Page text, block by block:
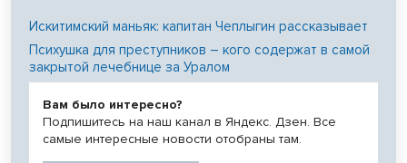
Искитимский маньяк: капитан Чеплыгин рассказывает
Психушка для преступников – кого содержат в самой
закрытой лечебнице за Уралом
Вам было интересно?
Подпишитесь на наш канал в Яндекс. Дзен. Все
самые интересные новости отобраны там.